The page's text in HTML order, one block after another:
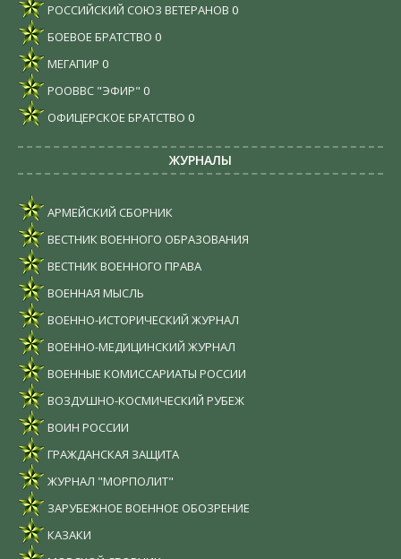
РОССИЙСКИЙ СОЮЗ ВЕТЕРАНОВ 0
БОЕВОЕ БРАТСТВО 0
МЕГАПИР 0
РООВВС "ЭФИР" 0
ОФИЦЕРСКОЕ БРАТСТВО 0
ЖУРНАЛЫ
АРМЕЙСКИЙ СБОРНИК
ВЕСТНИК ВОЕННОГО ОБРАЗОВАНИЯ
ВЕСТНИК ВОЕННОГО ПРАВА
ВОЕННАЯ МЫСЛЬ
ВОЕННО-ИСТОРИЧЕСКИЙ ЖУРНАЛ
ВОЕННО-МЕДИЦИНСКИЙ ЖУРНАЛ
ВОЕННЫЕ КОМИССАРИАТЫ РОССИИ
ВОЗДУШНО-КОСМИЧЕСКИЙ РУБЕЖ
ВОИН РОССИИ
ГРАЖДАНСКАЯ ЗАЩИТА
ЖУРНАЛ "МОРПОЛИТ"
ЗАРУБЕЖНОЕ ВОЕННОЕ ОБОЗРЕНИЕ
КАЗАКИ